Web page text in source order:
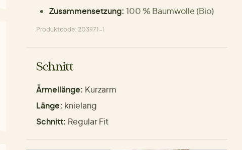
Zusammensetzung: 100 % Baumwolle (Bio)
Produktcode: 203971-I
Schnitt
Ärmellänge: Kurzarm
Länge: knielang
Schnitt: Regular Fit